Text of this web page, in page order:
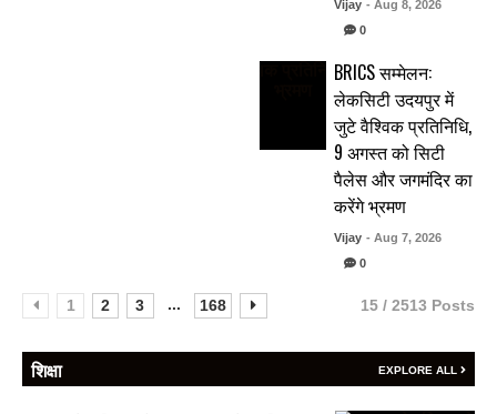
Vijay - Aug 8, 2026
0
BRICS सम्मेलन:
लेकसिटी उदयपुर में
जुटे वैश्विक प्रतिनिधि,
9 अगस्त को सिटी
पैलेस और जगमंदिर का
करेंगे भ्रमण
Vijay - Aug 7, 2026
0
1 2 3 ... 168 15 / 2513 Posts
शिक्षा EXPLORE ALL